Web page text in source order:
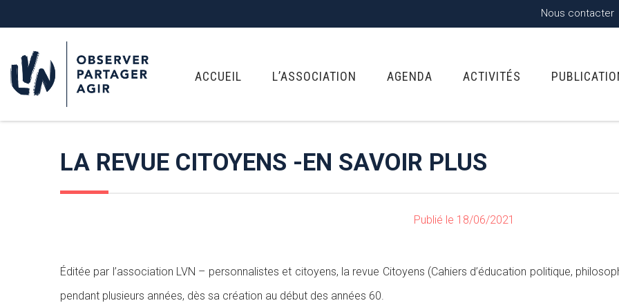
Nous contacter
ACCUEIL L’ASSOCIATION AGENDA ACTIVITÉS
LA REVUE CITOYENS -EN SAVOIR PLUS
Publié le 18/06/2021
Éditée par l’association LVN – personnalistes et citoyens, la revue Citoyens (Cahiers d’éducation politique,
pendant plusieurs années, dès sa création au début des années 60.